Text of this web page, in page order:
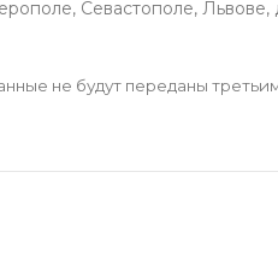
Севастополе, Львове,
не будут переданы